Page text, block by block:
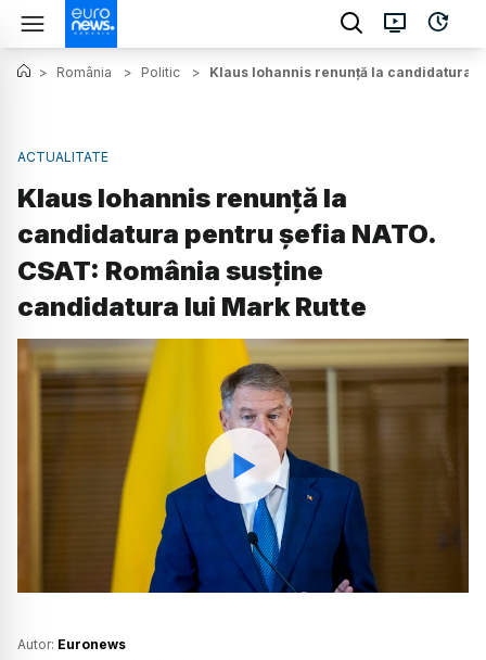
> România > Politic > Klaus Iohannis renunță la candidatura
ACTUALITATE
Klaus Iohannis renunță la
candidatura pentru șefia NATO.
CSAT: România susține
candidatura lui Mark Rutte
Watch
Autor: Euronews